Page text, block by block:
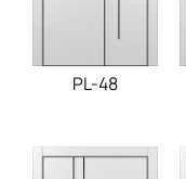
PL-48